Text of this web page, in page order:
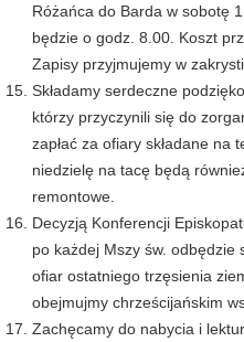
Różańca do Barda w sobotę
będzie o godz. 8.00. Koszt
Zapisy przyjmujemy w
Składamy serdeczne
którzy przyczynili się do
zapłać za ofiary składane na
niedzielę na tacę będą
remontowe.
Decyzją Konferencji
po każdej Mszy św.
ofiar ostatniego trzęsienia
obejmujmy chrześcijańskim
Zachęcamy do nabycia i